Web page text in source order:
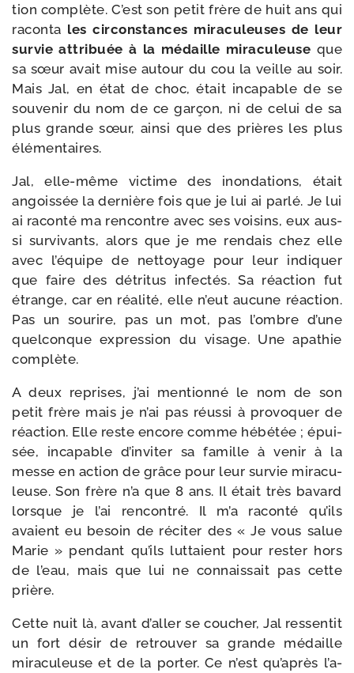
tion com­plète. C’est son petit frère de huit ans qui
racon­ta les cir­cons­tances mira­cu­leuses de leur
sur­vie attri­buée à la médaille mira­cu­leuse que
sa sœur avait mise autour du cou la veille au soir.
Mais Jal, en état de choc, était inca­pable de se
sou­ve­nir du nom de ce gar­çon, ni de celui de sa
plus grande sœur, ain­si que des prières les plus
élémentaires.
Jal, elle-​même vic­time des inon­da­tions, était
angois­sée la der­nière fois que je lui ai par­lé. Je lui
ai racon­té ma ren­contre avec ses voi­sins, eux aus­
si sur­vi­vants, alors que je me ren­dais chez elle
avec l’é­quipe de net­toyage pour leur indi­quer
que faire des détri­tus infec­tés. Sa réac­tion fut
étrange, car en réa­li­té, elle n’eut aucune réac­tion.
Pas un sou­rire, pas un mot, pas l’ombre d’une
quel­conque expres­sion du visage. Une apa­thie
complète.
A deux reprises, j’ai men­tion­né le nom de son
petit frère mais je n’ai pas réus­si à pro­vo­quer de
réac­tion. Elle reste encore comme hébé­tée ; épui­
sée, inca­pable d’in­vi­ter sa famille à venir à la
messe en action de grâce pour leur sur­vie mira­cu­
leuse. Son frère n’a que 8 ans. Il était très bavard
lorsque je l’ai ren­con­tré. Il m’a racon­té qu’ils
avaient eu besoin de réci­ter des « Je vous salue
Marie » pen­dant qu’ils lut­taient pour res­ter hors
de l’eau, mais que lui ne connais­sait pas cette
prière.
Cette nuit là, avant d’al­ler se cou­cher, Jal res­sen­tit
un fort désir de retrou­ver sa grande médaille
mira­cu­leuse et de la por­ter. Ce n’est qu’a­près l’a­